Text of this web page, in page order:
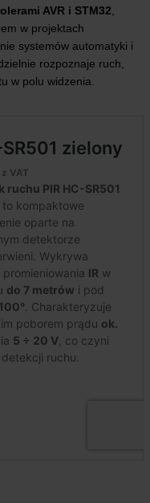
AVR i STM32
w projektach
systemów automatyki i
rozpoznaje ruch,
w polu widzenia.